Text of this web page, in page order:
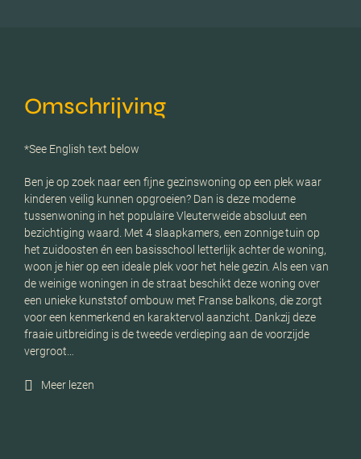
Omschrijving
*See English text below
Ben je op zoek naar een fijne gezinswoning op een plek waar
kinderen veilig kunnen opgroeien? Dan is deze moderne
tussenwoning in het populaire Vleuterweide absoluut een
bezichtiging waard. Met 4 slaapkamers, een zonnige tuin op
het zuidoosten én een basisschool letterlijk achter de woning,
woon je hier op een ideale plek voor het hele gezin. Als een van
de weinige woningen in de straat beschikt deze woning over
een unieke kunststof ombouw met Franse balkons, die zorgt
voor een kenmerkend en karaktervol aanzicht. Dankzij deze
fraaie uitbreiding is de tweede verdieping aan de voorzijde
vergroot…
Meer lezen